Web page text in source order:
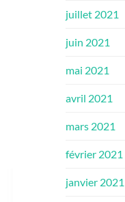
juillet 2021
juin 2021
mai 2021
avril 2021
mars 2021
février 2021
janvier 2021